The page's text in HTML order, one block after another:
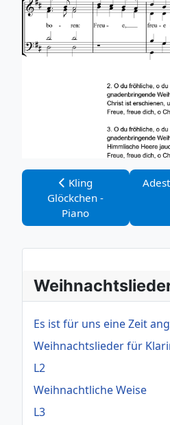
Vorheriger Beitrag:
Kling
Glöckchen -
Piano
Es ist für uns eine Zeit
Weihnachtslieder für
L2
Weihnachtliche Weise
L3